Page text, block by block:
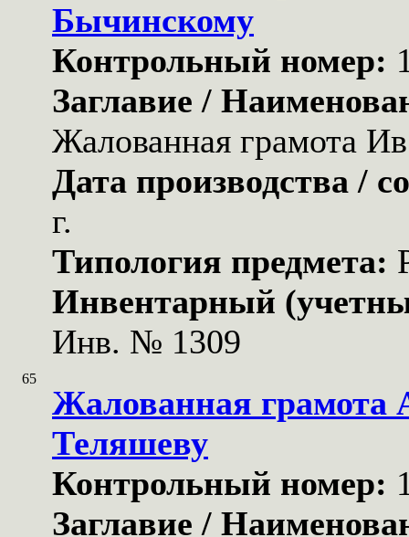
Бычинскому
Контрольный номер:
Заглавие /
Жалованная грамота
Дата производства /
г.
Типология предмета:
Инвентарный
Инв. № 1309
65
Жалованная грамота
Теляшеву
Контрольный номер:
Заглавие /